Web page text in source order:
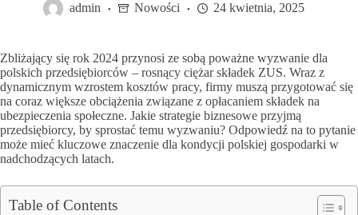
admin Nowości 24 kwietnia, 2025
Zbliżający się rok 2024 przynosi ze sobą poważne wyzwanie dla
polskich przedsiębiorców – rosnący ciężar składek ZUS. Wraz z
dynamicznym wzrostem kosztów pracy, firmy muszą przygotować się
na coraz większe obciążenia związane z opłacaniem składek na
ubezpieczenia społeczne. Jakie strategie biznesowe przyjmą
przedsiębiorcy, by sprostać temu wyzwaniu? Odpowiedź na to pytanie
może mieć kluczowe znaczenie dla kondycji polskiej gospodarki w
nadchodzących latach.
Table of Contents